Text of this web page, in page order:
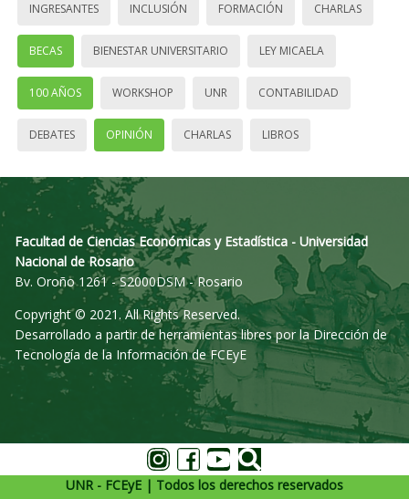
INGRESANTES INCLUSIÓN FORMACIÓN CHARLAS
BECAS BIENESTAR UNIVERSITARIO LEY MICAELA
100 AÑOS WORKSHOP UNR CONTABILIDAD
DEBATES OPINIÓN CHARLAS LIBROS
Facultad de Ciencias Económicas y Estadística - Universidad
Nacional de Rosario
Bv. Oroño 1261 - S2000DSM - Rosario
Copyright © 2021. All Rights Reserved.
Desarrollado a partir de herramientas libres por la Dirección de
Tecnología de la Información de FCEyE
UNR - FCEyE | Todos los derechos reservados